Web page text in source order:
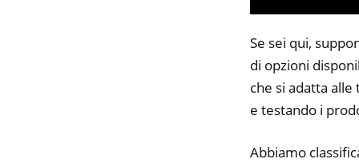
Se sei qui,
di opzioni
che si adatta
e testando i
Abbiamo